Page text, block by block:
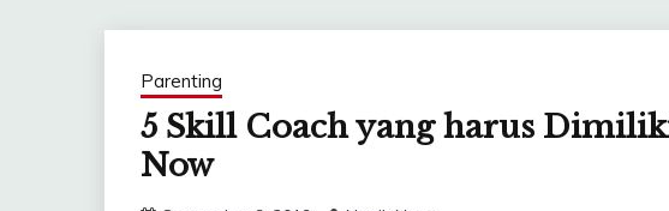
Parenting
5 Skill Coach yang harus
Now